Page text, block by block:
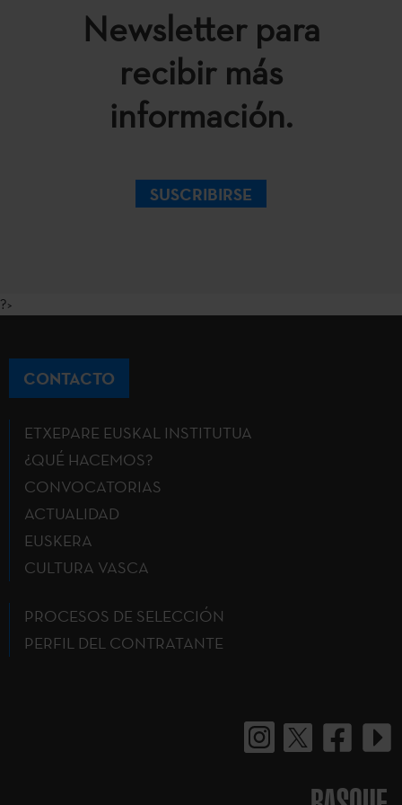
Newsletter para
recibir más
información.
SUSCRIBIRSE
?>
CONTACTO
ETXEPARE EUSKAL INSTITUTUA
¿QUÉ HACEMOS?
CONVOCATORIAS
ACTUALIDAD
EUSKERA
CULTURA VASCA
PROCESOS DE SELECCIÓN
PERFIL DEL CONTRATANTE